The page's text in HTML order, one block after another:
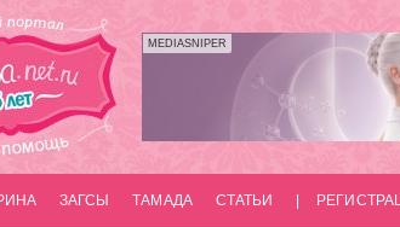
MEDIASNIPER
ЗАГСЫ ТАМАДА СТАТЬИ